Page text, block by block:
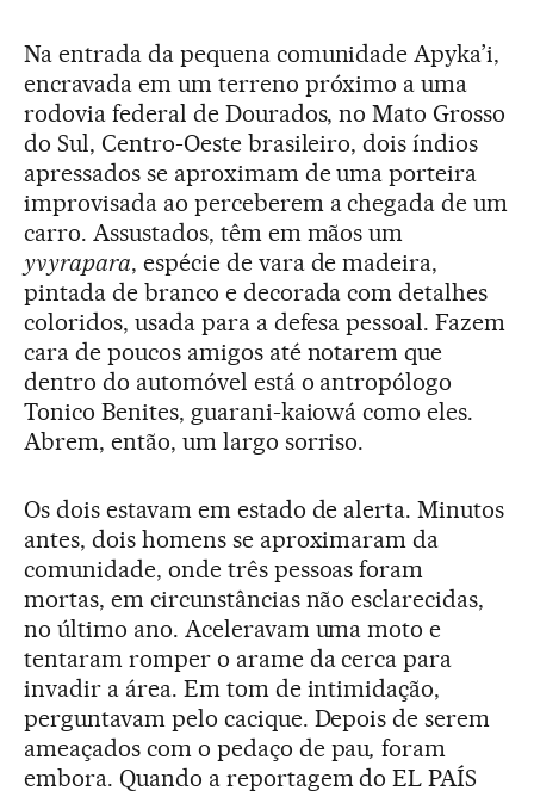
Na entrada da pequena comunidade Apyka’i,
encravada em um terreno próximo a uma
rodovia federal de Dourados, no Mato Grosso
do Sul, Centro-Oeste brasileiro, dois índios
apressados se aproximam de uma porteira
improvisada ao perceberem a chegada de um
carro. Assustados, têm em mãos um
yvyrapara, espécie de vara de madeira,
pintada de branco e decorada com detalhes
coloridos, usada para a defesa pessoal. Fazem
cara de poucos amigos até notarem que
dentro do automóvel está o antropólogo
Tonico Benites, guarani-kaiowá como eles.
Abrem, então, um largo sorriso.
Os dois estavam em estado de alerta. Minutos
antes, dois homens se aproximaram da
comunidade, onde três pessoas foram
mortas, em circunstâncias não esclarecidas,
no último ano. Aceleravam uma moto e
tentaram romper o arame da cerca para
invadir a área. Em tom de intimidação,
perguntavam pelo cacique. Depois de serem
ameaçados com o pedaço de pau, foram
embora. Quando a reportagem do EL PAÍS